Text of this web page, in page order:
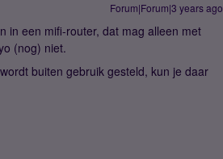
Forum|Forum|3 years ago
in een mifi-router, dat mag alleen met
(nog) niet.
buiten gebruik gesteld, kun je daar